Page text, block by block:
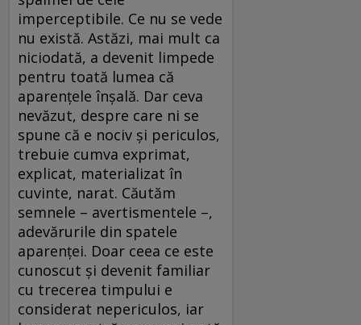
imperceptibile. Ce nu se vede
nu există. Astăzi, mai mult ca
niciodată, a devenit limpede
pentru toată lumea că
aparențele înșală. Dar ceva
nevăzut, despre care ni se
spune că e nociv și periculos,
trebuie cumva exprimat,
explicat, materializat în
cuvinte, narat. Căutăm
semnele – avertismentele –,
adevărurile din spatele
aparenței. Doar ceea ce este
cunoscut și devenit familiar
cu trecerea timpului e
considerat nepericulos, iar